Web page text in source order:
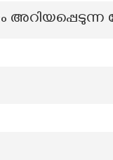
അറിയപ്പെടുന്ന